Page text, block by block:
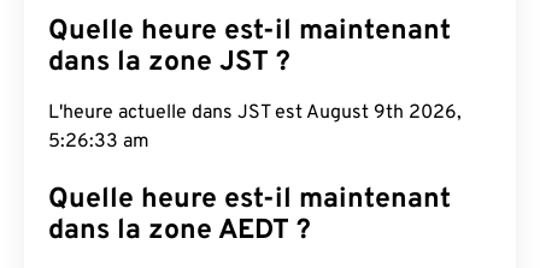
Quelle heure est-il maintenant
dans la zone JST ?
L'heure actuelle dans JST est August 9th 2026,
5:26:34 am
Quelle heure est-il maintenant
dans la zone AEDT ?